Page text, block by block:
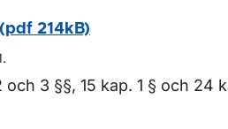
214kB)
och 3 §§, 15 kap. 1 § och 24